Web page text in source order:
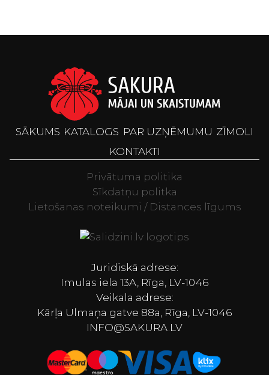
SĀKUMS KATALOGS PAR UZŅĒMUMU ZĪMOLI
KONTAKTI
Privātuma politika
Sīkdatņu politka
Lietošanas noteikumi / Distances līgums
Juridiskā adrese:
Imulas iela 13A, Rīga, LV-1046
Veikala adrese:
Kārļa Ulmaņa gatve 88a, Rīga, LV-1046
INFO@SAKURA.LV